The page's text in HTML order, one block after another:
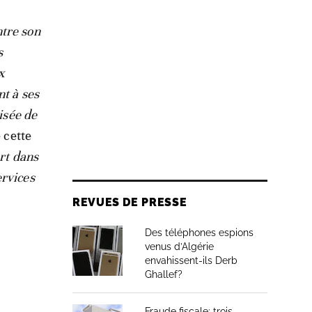
son
à ses
de
cette
dans
REVUES DE PRESSE
Des téléphones espions
venus d’Algérie
envahissent-ils Derb
Ghallef?